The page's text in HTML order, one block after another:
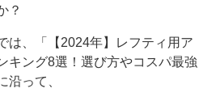
？
は、「【2024年】レフティ用ア
キング8選！選び方やコスパ最強
沿って、